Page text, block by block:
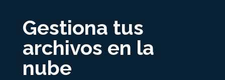
Gestiona tus
archivos en la
nube